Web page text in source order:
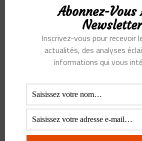
Podcast
SUJETS
Alibaba Alihealth Alipay ant
Abonnez-Vous
Newsletter
Inscrivez-vous pour recevoir
actualités, des analyses
informations qui vous